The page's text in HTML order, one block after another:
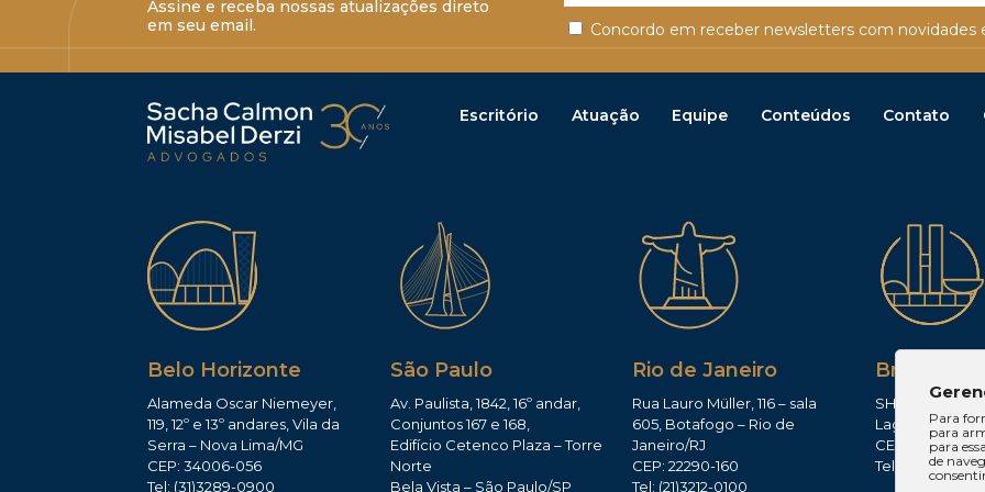
Assine e receba nossas atualizações direto
em seu email.
Concordo em receber newsletters com novidades
Escritório Atuação Equipe Conteúdos Contato
Belo Horizonte
Alameda Oscar Niemeyer,
119, 12º e 13º andares, Vila da
Serra – Nova Lima/MG
CEP: 34006-056
Tel: (31)3289-0900
São Paulo
Av. Paulista, 1842, 16º andar,
Conjuntos 167 e 168,
Edifício Cetenco Plaza – Torre
Norte
Bela Vista – São Paulo/SP
Rio de Janeiro
Rua Lauro Müller, 116 – sala
605, Botafogo – Rio de
Janeiro/RJ
CEP: 22290-160
Tel: (21)3212-0100
Brasília
SHIS QI 11,
Lago Sul –
CEP: 71625-300
Tel: (61)3224-
Para
para
para
de